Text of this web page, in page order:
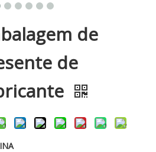
de
de